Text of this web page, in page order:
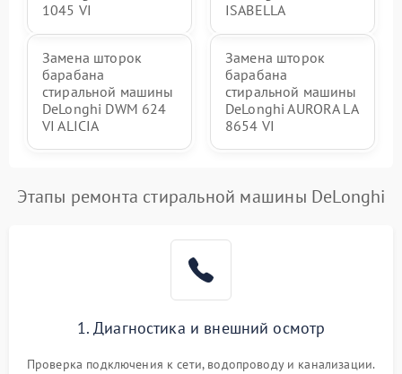
1045 VI
ISABELLA
Замена шторок
барабана
стиральной машины
DeLonghi DWM 624
VI ALICIA
Замена шторок
барабана
стиральной машины
DeLonghi AURORA LA
8654 VI
Этапы ремонта стиральной машины DeLonghi
1. Диагностика и внешний осмотр
Проверка подключения к сети, водопроводу и канализации.